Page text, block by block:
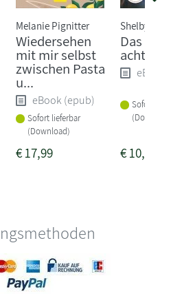
Melanie Pignitter
Wiedersehen
mit mir selbst
zwischen Pasta
u...
eBook (epub)
Sofort lieferbar
(Download)
€17,99
Shelby van
Das
acht Arme
eBook
Sofort
(Download)
€10,99